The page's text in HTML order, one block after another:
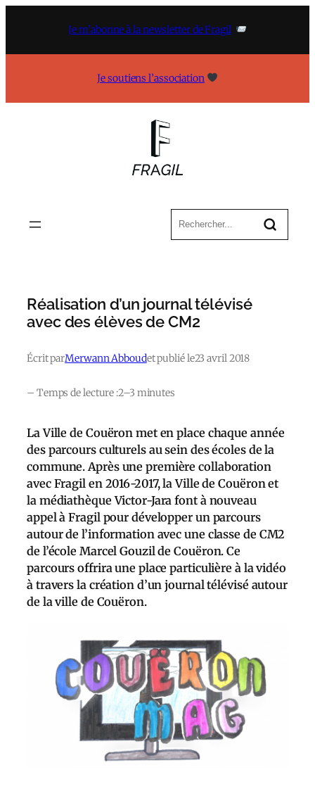
Je m’abonne à la newsletter de Fragil
Je soutiens l’association
Réalisation d’un journal télévisé
avec des élèves de CM2
Écrit parMerwann Abboudet publié le23 avril 2018
– Temps de lecture :2–3 minutes
La Ville de Couëron met en place chaque année
des parcours culturels au sein des écoles de la
commune. Après une première collaboration
avec Fragil en 2016-2017, la Ville de Couëron et
la médiathèque Victor-Jara font à nouveau
appel à Fragil pour développer un parcours
autour de l’information avec une classe de CM2
de l’école Marcel Gouzil de Couëron. Ce
parcours offrira une place particulière à la vidéo
à travers la création d’un journal télévisé autour
de la ville de Couëron.